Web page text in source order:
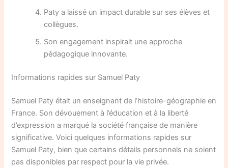
Paty a laissé un impact durable sur ses élèves et
collègues.
Son engagement inspirait une approche
pédagogique innovante.
Informations rapides sur Samuel Paty
Samuel Paty était un enseignant de l’histoire-géographie en
France. Son dévouement à l’éducation et à la liberté
d’expression a marqué la société française de manière
significative. Voici quelques informations rapides sur
Samuel Paty, bien que certains détails personnels ne soient
pas disponibles par respect pour la vie privée.